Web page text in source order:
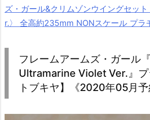
ズ・ガール&クリムゾンウイングセッ
r.〉 全高約235mm NONスケール プラ
フレームアームズ・ガール
Ultramarine Violet Ver.』プ
トブキヤ】《2020年05月予